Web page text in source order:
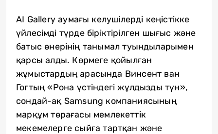
AI Gallery аумағы келушілерді кеңістікке
үйлесімді түрде біріктірілген шығыс және
батыс өнерінің танымал туындыларымен
қарсы алды. Көрмеге қойылған
жұмыстардың арасында Винсент ван
Гогтың «Рона үстіндегі жұлдызды түн»,
сондай-ақ Samsung компаниясының
марқұм төрағасы мемлекеттік
мекемелерге сыйға тартқан және